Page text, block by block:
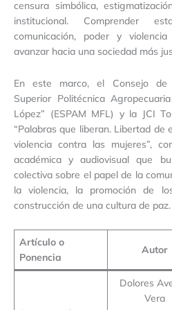
censura simbólica,
institucional. Comprender
comunicación, poder y
avanzar hacia una sociedad más
En este marco, el Consejo de
Superior Politécnica
López” (ESPAM MFL) y la JCI
“Palabras que liberan. Libertad de
violencia contra las mujeres”,
académica y audiovisual que
colectiva sobre el papel de la
la violencia, la promoción de
construcción de una cultura de paz.
Artículo o
Ponencia
Autor
Dolores
Vera